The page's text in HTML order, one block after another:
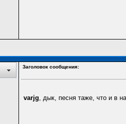
Заголовок сообщения:
varjg, дык, песня таже, что и в